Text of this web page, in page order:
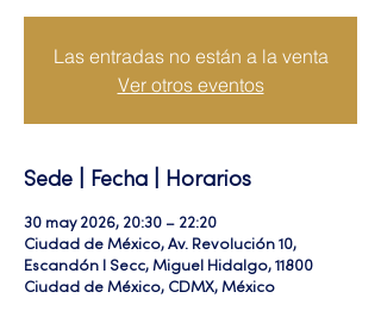
Las entradas no están a la venta
Ver otros eventos
Sede | Fecha | Horarios
30 may 2026, 20:30 – 22:20
Ciudad de México, Av. Revolución 10,
Escandón I Secc, Miguel Hidalgo, 11800
Ciudad de México, CDMX, México